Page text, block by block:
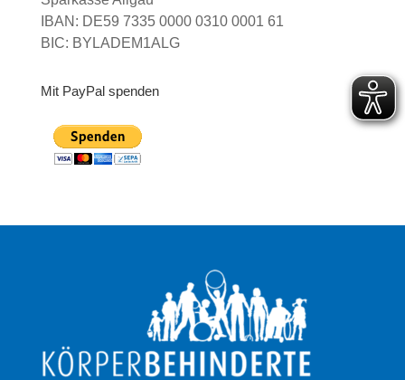
IBAN: DE59 7335 0000 0310 0001 61
BIC: BYLADEM1ALG
Mit PayPal spenden